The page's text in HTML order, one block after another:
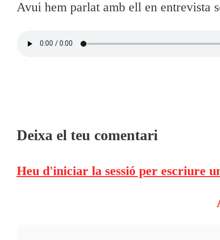
Avui hem parlat amb ell en entrevista
Deixa el teu comentari
Heu d'iniciar la sessió per escriure